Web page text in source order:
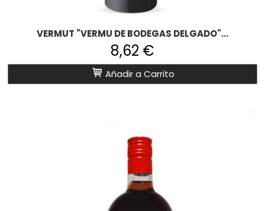
VERMUT "VERMU DE BODEGAS DELGADO"...
8,62 €
Añadir a Carrito